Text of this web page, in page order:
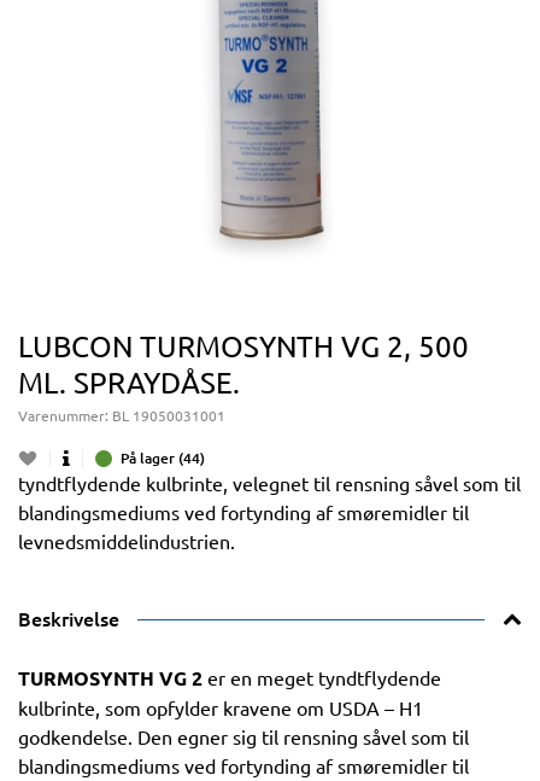
LUBCON TURMOSYNTH VG 2, 500
ML. SPRAYDÅSE.
Varenummer: BL 19050031001
På lager (44)
tyndtflydende kulbrinte, velegnet til rensning såvel som til
blandingsmediums ved fortynding af smøremidler til
levnedsmiddelindustrien.
Beskrivelse
TURMOSYNTH VG 2 er en meget tyndtflydende
kulbrinte, som opfylder kravene om USDA – H1
godkendelse. Den egner sig til rensning såvel som til
blandingsmediums ved fortynding af smøremidler til